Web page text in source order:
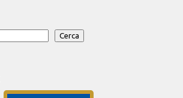
Cerca